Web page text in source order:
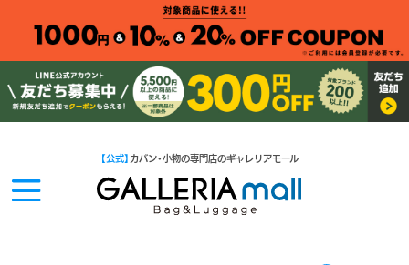
【公式】 カバン・小物の専門店のギャレリアモール